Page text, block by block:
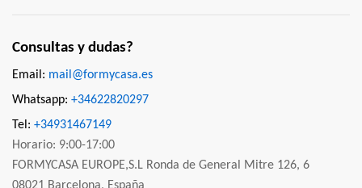
Consultas y dudas?
Email: mail@formycasa.es
Whatsapp: +34622820297
Tel: +34931467149
Horario: 9:00-17:00
FORMYCASA EUROPE,S.L Ronda de General Mitre 126, 6